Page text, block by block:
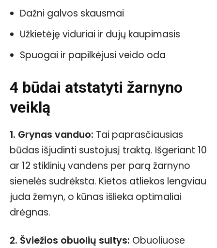
Dažni galvos skausmai
Užkietėję viduriai ir dujų kaupimasis
Spuogai ir papilkėjusi veido oda
4 būdai atstatyti žarnyno
veiklą
1. Grynas vanduo: Tai paprasčiausias
būdas išjudinti sustojusį traktą. Išgeriant 10
ar 12 stiklinių vandens per parą žarnyno
sienelės sudrėksta. Kietos atliekos lengviau
juda žemyn, o kūnas išlieka optimaliai
drėgnas.
2. Šviežios obuolių sultys: Obuoliuose